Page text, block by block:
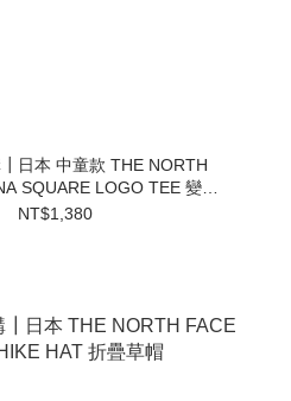
日本 中童款 THE NORTH
SQUARE LOGO TEE 變形
蟲 短T
NT$1,380